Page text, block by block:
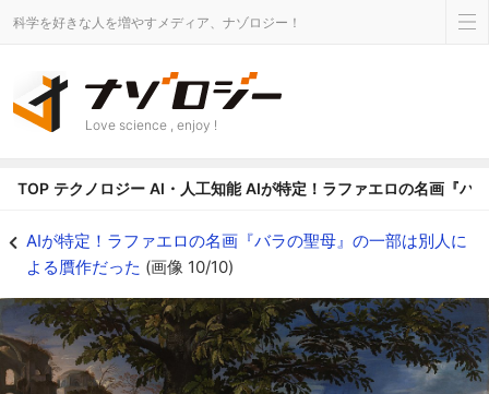
科学を好きな人を増やすメディア、ナゾロジー！
Love science , enjoy !
TOP テクノロジー AI・人工知能 AIが特定！ラファエロの名画『バ
AIが特定！ラファエロの名画『バラの聖母』の一部は別人に
よる贋作だった (画像 10/10)